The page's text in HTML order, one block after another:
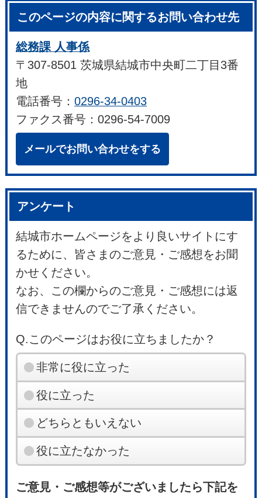
このページの内容に関するお問い合わせ先
総務課 人事係
〒307-8501 茨城県結城市中央町二丁目3番
地
電話番号：0296-34-0403
ファクス番号：0296-54-7009
メールでお問い合わせをする
アンケート
結城市ホームページをより良いサイトにす
るために、皆さまのご意見・ご感想をお聞
かせください。
なお、この欄からのご意見・ご感想には返
信できませんのでご了承ください。
Q.このページはお役に立ちましたか？
非常に役に立った
役に立った
どちらともいえない
役に立たなかった
ご意見・ご感想等がございましたら下記を